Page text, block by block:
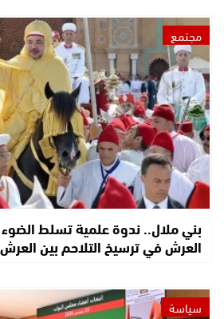
مجتمع
بني ملال.. ندوة علمية تسلط
العرش في ترسيخ التلاحم بين
سياسة